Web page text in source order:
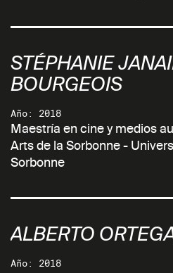
STÉPHANIE
BOURGEOIS
Año: 2018
Maestría en cine y medios
Arts de la Sorbonne -
Sorbonne
ALBERTO
Año: 2018